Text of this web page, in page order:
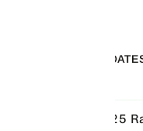
FOLLOW OUR
Copyright © 2025